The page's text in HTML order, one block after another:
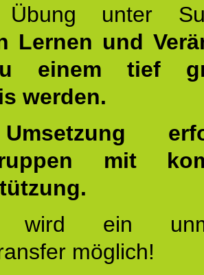
unter
Lernen und
einem tief
werden.
mit
wird ein
möglich!